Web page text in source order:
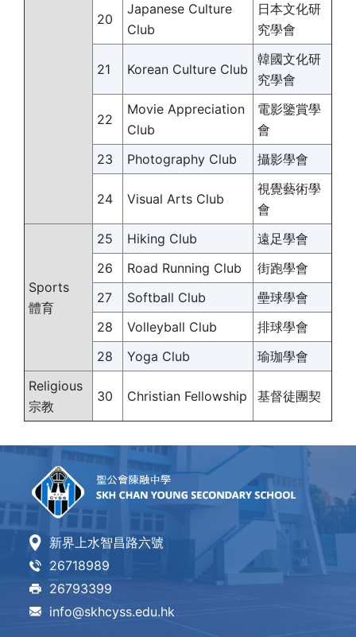
20
Japanese Culture
Club
日本文化研
究學會
21 Korean Culture Club
韓國文化研
究學會
22
Movie Appreciation
Club
電影鑒賞學
會
23
Photography Club 攝影學會
24 Visual Arts Club
視覺藝術學
會
Sports
體育
25 Hiking Club
遠足學會
26
Road Running Club
街跑學會
27
Softball Club
壘球學會
28
Volleyball Club
排球學會
28
Yoga Club
瑜珈學會
Religious
宗教
30 Christian Fellowship 基督徒團契
新界上水智昌路六號
26718989
26793399
info@skhcyss.edu.hk